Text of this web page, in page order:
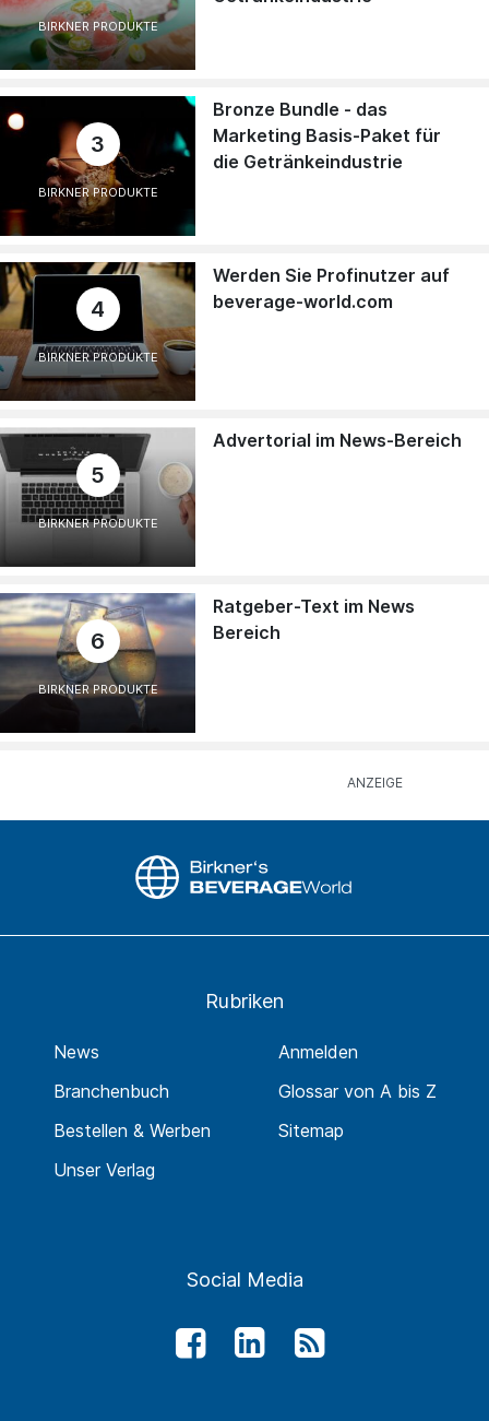
BIRKNER PRODUKTE
3
BIRKNER PRODUKTE
Bronze Bundle - das
Marketing Basis-Paket für
die Getränkeindustrie
4
BIRKNER PRODUKTE
Werden Sie Profinutzer auf
beverage-world.com
5
BIRKNER PRODUKTE
Advertorial im News-Bereich
6
BIRKNER PRODUKTE
Ratgeber-Text im News
Bereich
Rubriken
News
Branchenbuch
Bestellen & Werben
Unser Verlag
Anmelden
Glossar von A bis Z
Sitemap
Social Media